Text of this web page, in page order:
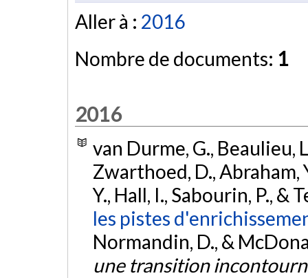
Aller à : 2016
Nombre de documents: 1
2016
van Durme, G., Beaulieu,
Zwarthoed, D., Abraham,
Y., Hall, I., Sabourin, P., &
les pistes
Normandin, D., &
une transition